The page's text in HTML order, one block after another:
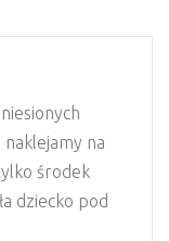
naklejamy na
środek
dziecko pod